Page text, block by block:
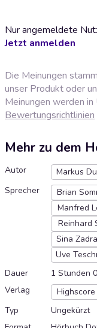
Nur angemeldete
Jetzt anmelden
Die Meinungen
unser Produkt oder
Meinungen werden
Bewertungsrichtlinien
Mehr zu dem
Autor
Markus
Sprecher
Brian
Manfred
Reinhard
Sina Zadra
Uve
Dauer
1 Stunden
Verlag
Typ
Ungekürzt